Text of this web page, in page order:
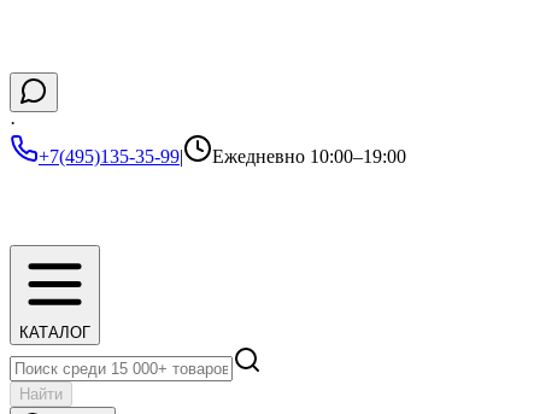
·
+7(495)135-35-99| Ежедневно 10:00–19:00
КАТАЛОГ
Найти